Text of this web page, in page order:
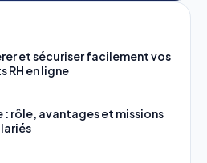
et sécuriser facilement vos
RH en ligne
: rôle, avantages et missions